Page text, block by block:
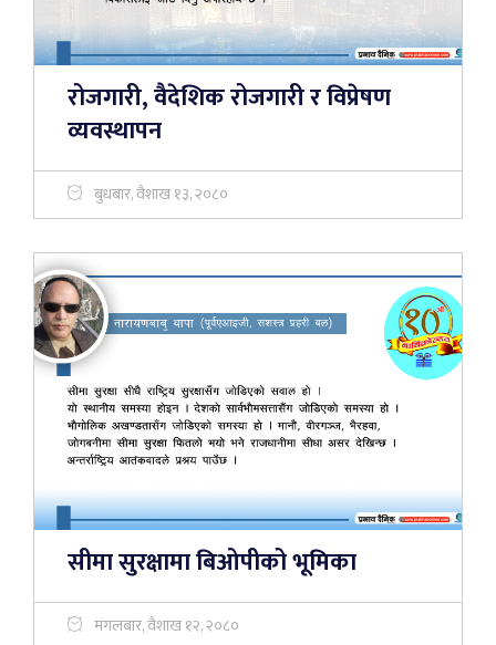
रोजगारी, वैदेशिक रोजगारी र विप्रेषण
व्यवस्थापन
बुधबार, वैशाख १३, २०८०
सीमा सुरक्षामा बिओपीको भूमिका
मंगलबार, वैशाख १२, २०८०